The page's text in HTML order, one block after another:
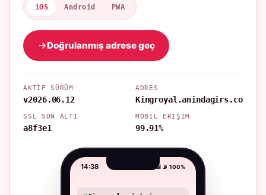
iOS Android PWA
Doğrulanmış adrese geç
AKTIF SÜRÜM
v2026.06.12
ADRES
Kingroyal.anindagirs.co
SSL SON ALTI
a8f3e1
MOBIL ERIŞIM
99.91%
14:38 📶 📡 100%